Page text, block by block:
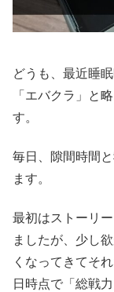
どうも、最近睡
「エバクラ」と
す。
毎日、隙間時間
ます。
最初はストーリ
ましたが、少し
くなってきてそ
日時点で「総戦